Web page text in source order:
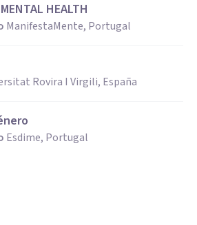
HEALTH
ManifestaMente, Portugal
Rovira I Virgili, España
Esdime, Portugal